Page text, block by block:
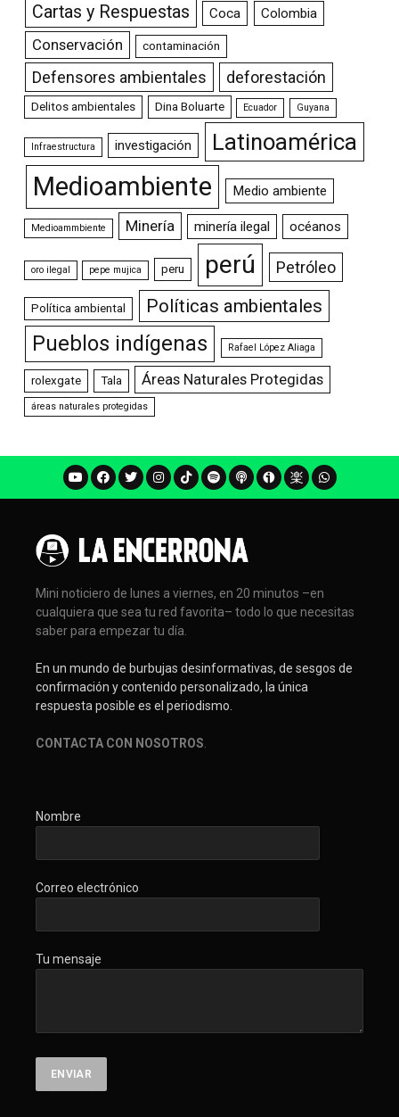
Cartas y Respuestas Coca Colombia
Conservación contaminación
Defensores ambientales deforestación
Delitos ambientales Dina Boluarte Ecuador Guyana
Infraestructura investigación Latinoamérica
Medioambiente Medio ambiente
Medioammbiente Minería minería ilegal océanos
oro ilegal pepe mujica peru perú Petróleo
Política ambiental Políticas ambientales
Pueblos indígenas Rafael López Aliaga
rolexgate Tala Áreas Naturales Protegidas
áreas naturales protegidas
Mini noticiero de lunes a viernes, en 20 minutos –en
cualquiera que sea tu red favorita– todo lo que necesitas
saber para empezar tu día.
En un mundo de burbujas desinformativas, de sesgos de
confirmación y contenido personalizado, la única
respuesta posible es el periodismo.
CONTACTA CON NOSOTROS
Nombre
Correo electrónico
Tu mensaje